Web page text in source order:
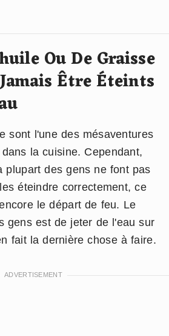
Ou De Graisse
Être Éteints
sont l'une des mésaventures
la cuisine. Cependant,
plupart des gens ne font pas
éteindre correctement, ce
le départ de feu. Le
gens est de jeter de l'eau sur
fait la dernière chose à faire.